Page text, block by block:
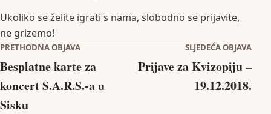
Ukoliko se želite igrati s nama, slobodno se prijavite,
ne grizemo!
Navigacija objava
PRETHODNA OBJAVA
Besplatne karte za
koncert S.A.R.S.-a u
Sisku
SLJEDEĆA OBJAVA
Prijave za Kvizopiju –
19.12.2018.